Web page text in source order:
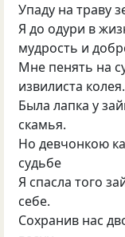
Упаду на траву
Я до одури в
мудрость и
Мне пенять на
извилиста колея.
Была лапка у
скамья.
Но девчонкою
судьбе
Я спасла того
себе.
Сохранив нас